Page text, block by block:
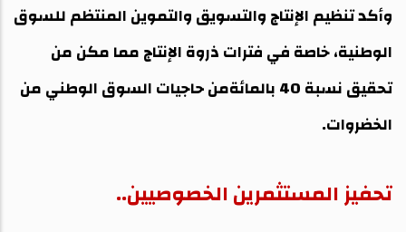
‎وأكد تنظيم الإنتاج والتسويق والتموين المنتظم للسوق
الوطنية، خاصة في فترات ذروة الإنتاج مما مكن من
تحقيق نسبة 40 بالمائةمن حاجيات السوق الوطني من
الخضروات.
تحفيز المستثمرين الخصوصيين..